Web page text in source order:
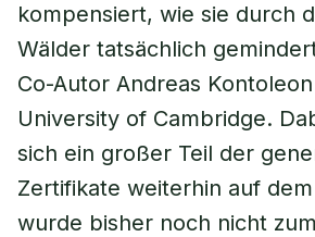
kompensiert, wie sie durch
Wälder tatsächlich
Co-Autor Andreas
University of Cambridge.
sich ein großer Teil der
Zertifikate weiterhin auf
wurde bisher noch nicht